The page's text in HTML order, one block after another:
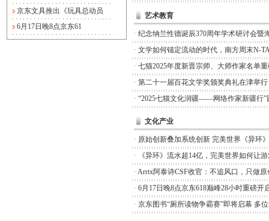
京东文具推出《玩具总动员
6月17日晚8点京东61
艺术教育
· 纪念纳兰性德诞辰370周年学术研讨会暨
· 文学如何锚定流动的时代，南方周末N-
· 七猫2025年度新晋宗师、大师作家名单
· 第二十一届百花文学奖颁奖典礼在津举行
· “2025七猫文化润疆——网络作家新疆行”
文化产业
· 原始创新叠加系统创新 完美世界《异环
·
《异环》流水超14亿，完美世界如何让游
· Arrtx阿泰诗CSF收官：不追风口，只做原
· 6月17日晚8点京东618巅峰28小时重磅开
· 京东图书“厕所读物争霸赛”即将启幕 多